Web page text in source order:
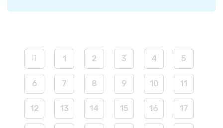
1 2 3 4 5
6 7 8 9 10 11
12 13 14 15 16 17